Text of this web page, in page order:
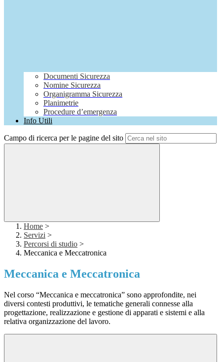
Documenti Sicurezza
Nomine Sicurezza
Organigramma Sicurezza
Planimetrie
Procedure d’emergenza
Info Utili
Campo di ricerca per le pagine del sito
Home >
Servizi >
Percorsi di studio >
Meccanica e Meccatronica
Meccanica e Meccatronica
Nel corso “Meccanica e meccatronica” sono approfondite, nei
diversi contesti produttivi, le tematiche generali connesse alla
progettazione, realizzazione e gestione di apparati e sistemi e alla
relativa organizzazione del lavoro.